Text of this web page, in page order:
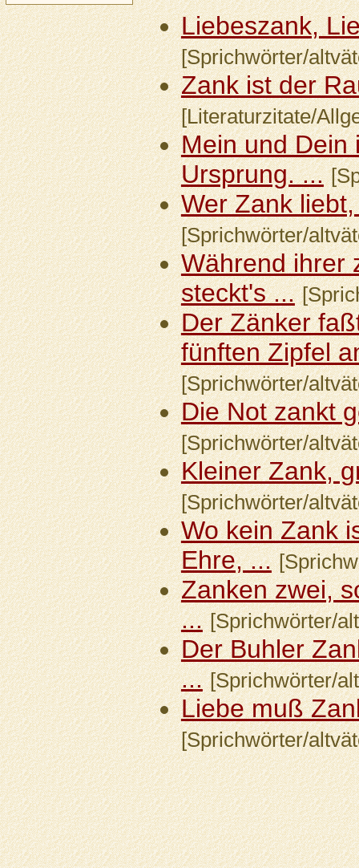
Liebeszank,
[Sprichwörter/
Zank ist der
[Literaturzitate/
Mein und Dein
Ursprung. ...
Wer Zank
[Sprichwörter/
Während ihrer
steckt's ...
Der Zänker
fünften Zipfel
[Sprichwörter/
Die Not zankt
[Sprichwörter/
Kleiner Zank,
[Sprichwörter/
Wo kein Zank
Ehre, ...
Zanken zwei,
... [Sprichwörter/
Der Buhler
... [Sprichwörter/
Liebe muß
[Sprichwörter/